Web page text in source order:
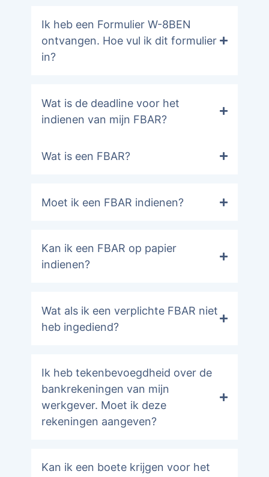
Ik heb een Formulier W-8BEN
ontvangen. Hoe vul ik dit formulier
in?
Wat is de deadline voor het
indienen van mijn FBAR?
Wat is een FBAR?
Moet ik een FBAR indienen?
Kan ik een FBAR op papier
indienen?
Wat als ik een verplichte FBAR niet
heb ingediend?
Ik heb tekenbevoegdheid over de
bankrekeningen van mijn
werkgever. Moet ik deze
rekeningen aangeven?
Kan ik een boete krijgen voor het